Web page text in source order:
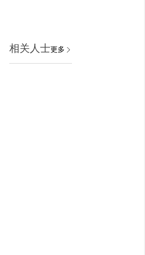
相关人士更多